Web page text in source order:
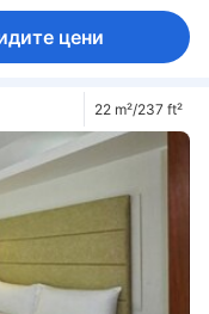
цени
22 m²/237 ft²